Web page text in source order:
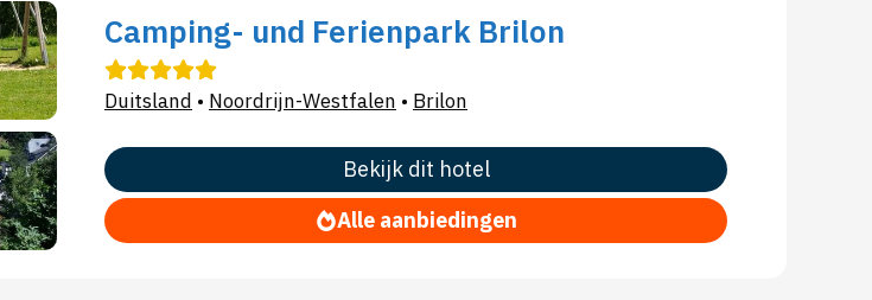
Camping- und Ferienpark Brilon
Duitsland • Noordrijn-Westfalen • Brilon
Bekijk dit hotel
Alle aanbiedingen